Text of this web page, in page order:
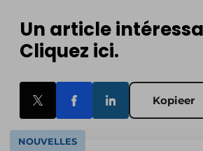
Un article
Cliquez ici.
Kopieer
NOUVELLES